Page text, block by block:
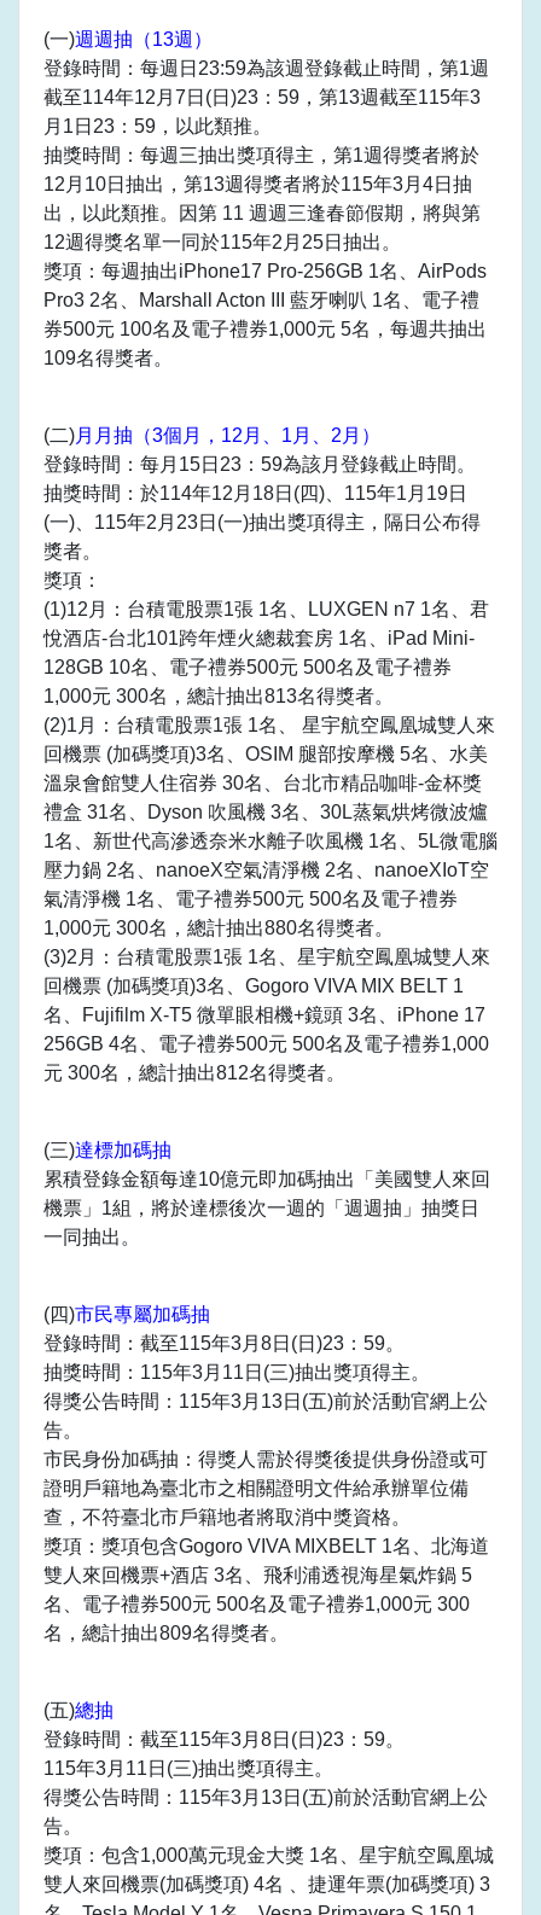
(一)週週抽（13週）
登錄時間：每週日23:59為該週登錄截止時間，第1週
截至114年12月7日(日)23：59，第13週截至115年3
月1日23：59，以此類推。
抽獎時間：每週三抽出獎項得主，第1週得獎者將於
12月10日抽出，第13週得獎者將於115年3月4日抽
出，以此類推。因第 11 週週三逢春節假期，將與第
12週得獎名單一同於115年2月25日抽出。
獎項：每週抽出iPhone17 Pro-256GB 1名、AirPods
Pro3 2名、Marshall Acton III 藍牙喇叭 1名、電子禮
券500元 100名及電子禮券1,000元 5名，每週共抽出
109名得獎者。
(二)月月抽（3個月，12月、1月、2月）
登錄時間：每月15日23：59為該月登錄截止時間。
抽獎時間：於114年12月18日(四)、115年1月19日
(一)、115年2月23日(一)抽出獎項得主，隔日公布得
獎者。
獎項：
(1)12月：台積電股票1張 1名、LUXGEN n7 1名、君
悅酒店-台北101跨年煙火總裁套房 1名、iPad Mini-
128GB 10名、電子禮券500元 500名及電子禮券
1,000元 300名，總計抽出813名得獎者。
(2)1月：台積電股票1張 1名、 星宇航空鳳凰城雙人來
回機票 (加碼獎項)3名、OSIM 腿部按摩機 5名、水美
溫泉會館雙人住宿券 30名、台北市精品咖啡-金杯獎
禮盒 31名、Dyson 吹風機 3名、30L蒸氣烘烤微波爐
1名、新世代高滲透奈米水離子吹風機 1名、5L微電腦
壓力鍋 2名、nanoeX空氣清淨機 2名、nanoeXIoT空
氣清淨機 1名、電子禮券500元 500名及電子禮券
1,000元 300名，總計抽出880名得獎者。
(3)2月：台積電股票1張 1名、星宇航空鳳凰城雙人來
回機票 (加碼獎項)3名、Gogoro VIVA MIX BELT 1
名、Fujifilm X-T5 微單眼相機+鏡頭 3名、iPhone 17
256GB 4名、電子禮券500元 500名及電子禮券1,000
元 300名，總計抽出812名得獎者。
(三)達標加碼抽
累積登錄金額每達10億元即加碼抽出「美國雙人來回
機票」1組，將於達標後次一週的「週週抽」抽獎日
一同抽出。
(四)市民專屬加碼抽
登錄時間：截至115年3月8日(日)23：59。
抽獎時間：115年3月11日(三)抽出獎項得主。
得獎公告時間：115年3月13日(五)前於活動官網上公
告。
市民身份加碼抽：得獎人需於得獎後提供身份證或可
證明戶籍地為臺北市之相關證明文件給承辦單位備
查，不符臺北市戶籍地者將取消中獎資格。
獎項：獎項包含Gogoro VIVA MIXBELT 1名、北海道
雙人來回機票+酒店 3名、飛利浦透視海星氣炸鍋 5
名、電子禮券500元 500名及電子禮券1,000元 300
名，總計抽出809名得獎者。
(五)總抽
登錄時間：截至115年3月8日(日)23：59。
115年3月11日(三)抽出獎項得主。
得獎公告時間：115年3月13日(五)前於活動官網上公
告。
獎項：包含1,000萬元現金大獎 1名、星宇航空鳳凰城
雙人來回機票(加碼獎項) 4名 、捷運年票(加碼獎項) 3